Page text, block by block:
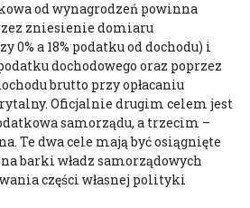
od wynagrodzeń powinna
zniesienie domiaru
0% a 18% podatku od dochodu) i
dochodowego oraz poprzez
brutto przy opłacaniu
Oficjalnie drugim celem jest
samorządu, a trzecim –
Te dwa cele mają być osiągnięte
barki władz samorządowych
części własnej polityki